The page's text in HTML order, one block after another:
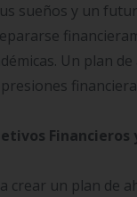
sueños y un
Un plan
crear un plan de